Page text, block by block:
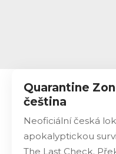
Quarantine
čeština
Neoficiální česká
apokalyptickou
The Last Check.